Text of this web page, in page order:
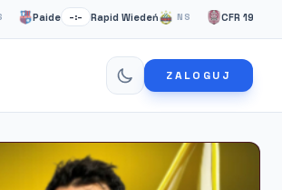
Paide –:– Rapid Wiedeń NS CFR 1907 Cluj
ZALOGUJ